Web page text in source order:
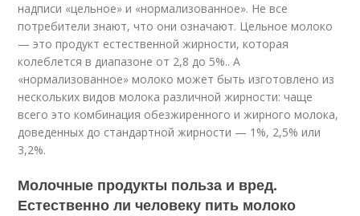
надписи «цельное» и «нормализованное». Не все
потребители знают, что они означают. Цельное молоко
— это продукт естественной жирности, которая
колеблется в диапазоне от 2,8 до 5%.. А
«нормализованное» молоко может быть изготовлено из
нескольких видов молока различной жирности: чаще
всего это комбинация обезжиренного и жирного молока,
доведенных до стандартной жирности — 1%, 2,5% или
3,2%.
Молочные продукты польза и вред.
Естественно ли человеку пить молоко